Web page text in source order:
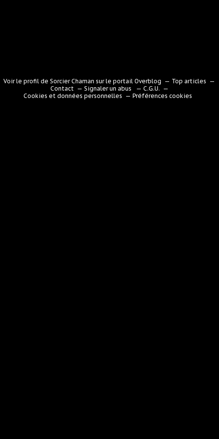
Voir le profil deSorcier Chaman sur le portail Overblog
Top articles
Contact
Signaler un abus
C.G.U.
Cookies et données personnelles
Préférences cookies